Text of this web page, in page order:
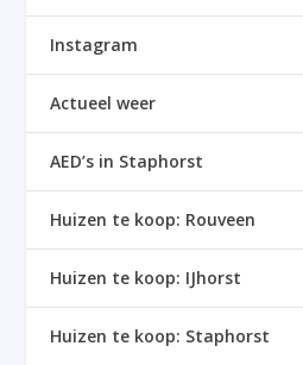
Instagram
Actueel weer
AED’s in Staphorst
Huizen te koop: Rouveen
Huizen te koop: IJhorst
Huizen te koop: Staphorst